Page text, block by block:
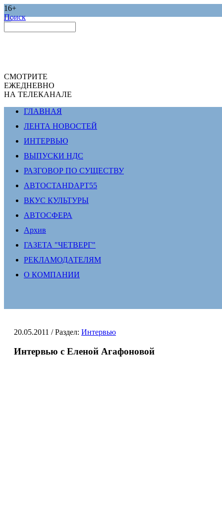
16+
Поиск
СМОТРИТЕ
ЕЖЕДНЕВНО
НА ТЕЛЕКАНАЛЕ
ГЛАВНАЯ
ЛЕНТА НОВОСТЕЙ
ИНТЕРВЬЮ
ВЫПУСКИ НДС
РАЗГОВОР ПО СУЩЕСТВУ
АВТОСТАНDАРТ55
ВКУС КУЛЬТУРЫ
АВТОСФЕРА
Архив
ГАЗЕТА "ЧЕТВЕРГ"
РЕКЛАМОДАТЕЛЯМ
О КОМПАНИИ
20.05.2011 / Раздел: Интервью
Интервью с Еленой Агафоновой